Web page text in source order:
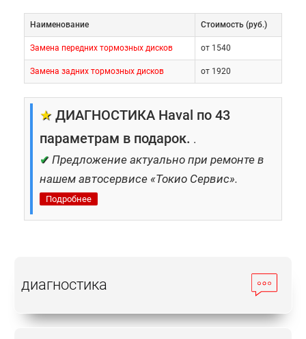
Наименование Cтоимость (руб.)
Замена передних тормозных дисков от 1540
Замена задних тормозных дисков от 1920
★ ДИАГНОСТИКА Haval по 43
параметрам в подарок. .
✔ Предложение актуально при ремонте в
нашем автосервисе «Токио Сервис».
Подробнее
диагностика